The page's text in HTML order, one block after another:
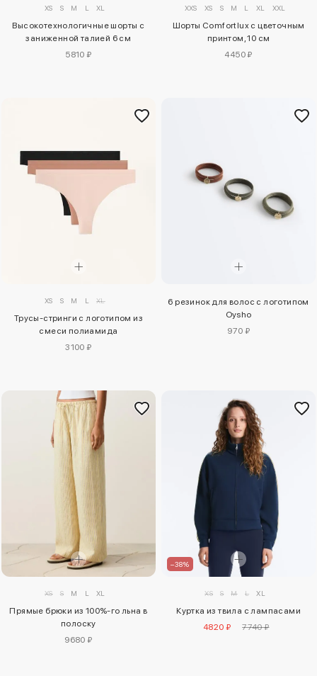
XS S M L XL
Высокотехнологичные шорты с
заниженной талией 6 см
5810 ₽
XXS XS S M L XL XXL
Шорты Comfortlux с цветочным
принтом, 10 см
4450 ₽
XS S M L XL
Трусы-стринги с логотипом из
смеси полиамида
3100 ₽
6 резинок для волос с логотипом
Oysho
970 ₽
XS S M L XL
Прямые брюки из 100%-го льна в
полоску
9680 ₽
–38%
XS S M L XL
Куртка из твила с лампасами
4820 ₽
7740 ₽